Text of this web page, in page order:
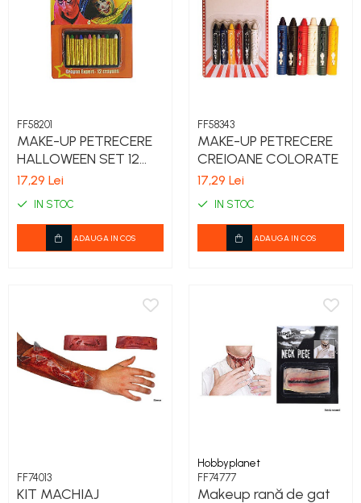
FF58201
MAKE-UP PETRECERE
HALLOWEEN SET 12
CULORI
17,29 Lei
IN STOC
ADAUGA IN COS
FF58343
MAKE-UP PETRECERE
CREIOANE COLORATE
17,29 Lei
IN STOC
ADAUGA IN COS
FF74013
KIT MACHIAJ
Hobbyplanet
FF74777
Makeup rană de gat